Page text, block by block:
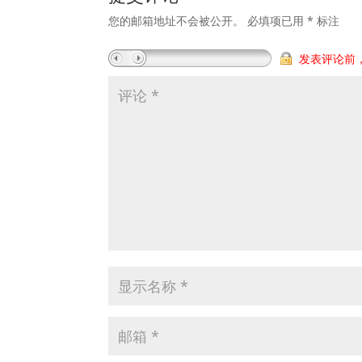
您的邮箱地址不会被公开。 必填项已用* 标注
发表评论前